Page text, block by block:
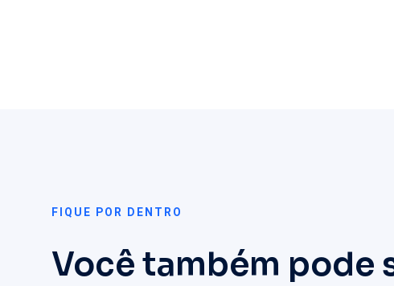
FIQUE POR DENTRO
Você também pode